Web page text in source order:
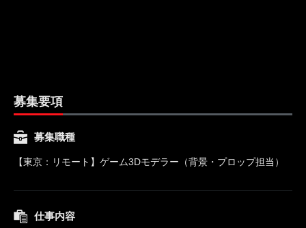
募集要項
募集職種
【東京：リモート】ゲーム3Dモデラー（背景・プロップ担当）
仕事内容